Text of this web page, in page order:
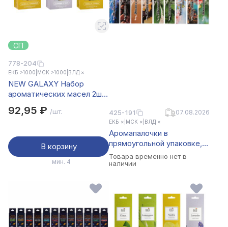
СП
778-204
ЕКБ >1000 МСК >1000 ВЛД ×
NEW GALAXY Набор
ароматических масел 2шт,
цитрус) (лаванда, цитрус)
92,95 ₽ /шт.
В корзину
мин. 4
425-191 07.08.2026
ЕКБ × МСК × ВЛД ×
Аромапалочки в
прямоугольной упаковке,
20 шт., арт. NR-20
Товара временно нет в
наличии